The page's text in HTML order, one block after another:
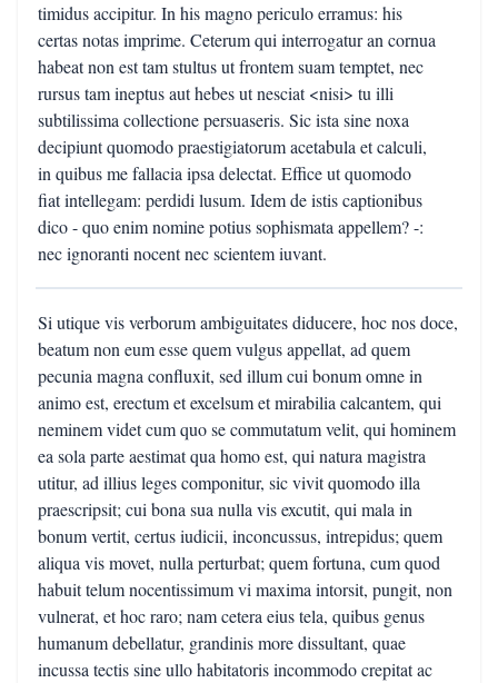
timidus accipitur. In his magno periculo erramus: his
certas notas imprime. Ceterum qui interrogatur an cornua
habeat non est tam stultus ut frontem suam temptet, nec
rursus tam ineptus aut hebes ut nesciat <nisi> tu illi
subtilissima collectione persuaseris. Sic ista sine noxa
decipiunt quomodo praestigiatorum acetabula et calculi,
in quibus me fallacia ipsa delectat. Effice ut quomodo
fiat intellegam: perdidi lusum. Idem de istis captionibus
dico - quo enim nomine potius sophismata appellem? -:
nec ignoranti nocent nec scientem iuvant.
Si utique vis verborum ambiguitates diducere, hoc nos doce,
beatum non eum esse quem vulgus appellat, ad quem
pecunia magna confluxit, sed illum cui bonum omne in
animo est, erectum et excelsum et mirabilia calcantem, qui
neminem videt cum quo se commutatum velit, qui hominem
ea sola parte aestimat qua homo est, qui natura magistra
utitur, ad illius leges componitur, sic vivit quomodo illa
praescripsit; cui bona sua nulla vis excutit, qui mala in
bonum vertit, certus iudicii, inconcussus, intrepidus; quem
aliqua vis movet, nulla perturbat; quem fortuna, cum quod
habuit telum nocentissimum vi maxima intorsit, pungit, non
vulnerat, et hoc raro; nam cetera eius tela, quibus genus
humanum debellatur, grandinis more dissultant, quae
incussa tectis sine ullo habitatoris incommodo crepitat ac